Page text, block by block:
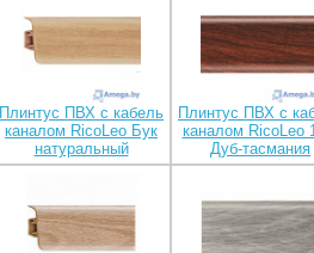
Плинтус ПВХ с кабель
каналом RicoLeo Бук
натуральный
Плинтус ПВХ с
каналом RicoLeo
Дуб-тасмания